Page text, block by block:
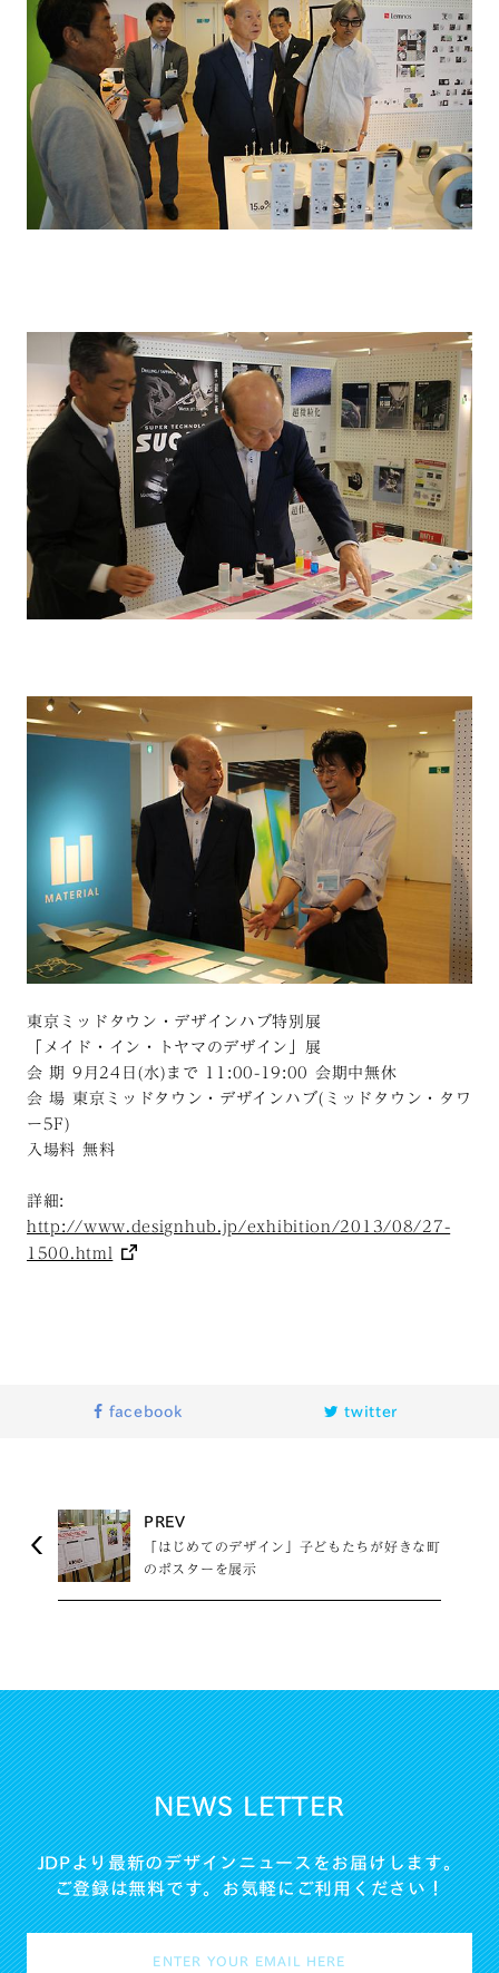
東京ミッドタウン・デザインハブ特別展
「メイド・イン・トヤマのデザイン」展
会 期 9月24日(水)まで 11:00-19:00 会期中無休
会 場 東京ミッドタウン・デザインハブ(ミッドタウン・タワ
ー5F)
入場料 無料
詳細:
http://www.designhub.jp/exhibition/2013/08/27-
1500.html
facebook twitter
PREV
「はじめてのデザイン」子どもたちが好きな町
のポスターを展示
NEWS LETTER
JDPより最新のデザインニュースをお届けします。
ご登録は無料です。お気軽にご利用ください！